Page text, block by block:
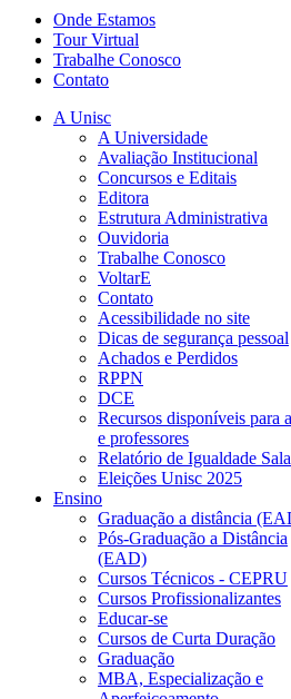
Onde Estamos
Tour Virtual
Trabalhe Conosco
Contato
A Unisc
A Universidade
Avaliação Institucional
Concursos e Editais
Editora
Estrutura Administrativa
Ouvidoria
Trabalhe Conosco
VoltarE
Contato
Acessibilidade no site
Dicas de segurança pessoal
Achados e Perdidos
RPPN
DCE
Recursos disponíveis para
e professores
Relatório de Igualdade
Eleições Unisc 2025
Ensino
Graduação a distância
Pós-Graduação a Distância
(EAD)
Cursos Técnicos - CEPRU
Cursos Profissionalizantes
Educar-se
Cursos de Curta Duração
Graduação
MBA, Especialização e